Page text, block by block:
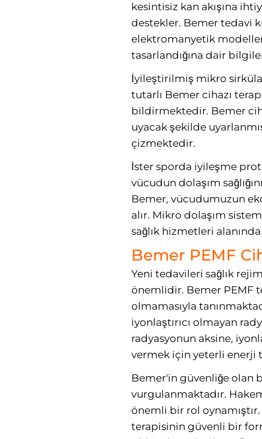
kesintisiz kan akışına
destekler. Bemer tedavi
elektromanyetik
tasarlandığına dair
İyileştirilmiş mikro
tutarlı Bemer cihazı
bildirmektedir. Bemer
uyacak şekilde
çizmektedir.
İster sporda iyileşme
vücudun dolaşım
Bemer, vücudumuzun
alır. Mikro dolaşım
sağlık hizmetleri
Bemer PEMF
Yeni tedavileri sağlık
önemlidir. Bemer PEMF
olmamasıyla
iyonlaştırıcı olmayan
radyasyonun aksine,
vermek için yeterli enerji
Bemer'in güvenliğe olan
vurgulanmaktadır.
önemli bir rol
terapisinin güvenli bir